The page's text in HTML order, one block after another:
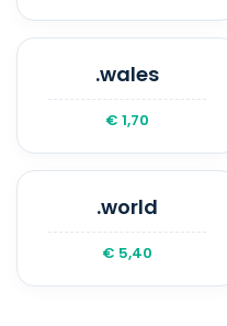
.wales
€ 1,70
.world
€ 5,40